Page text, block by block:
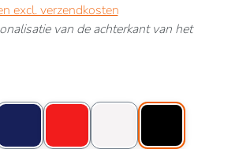
excl. verzendkosten
van de achterkant van het
KorenblauwMarine
Kleuroptie: RoodKleuroptie: WitKleuroptie: Zwart